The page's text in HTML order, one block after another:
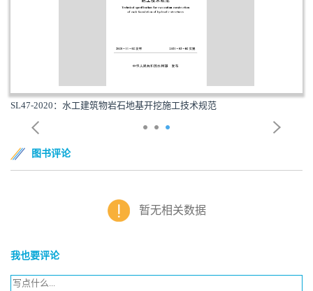
SL47-2020：水工建筑物岩石地基开挖施工技术规范
图书评论
暂无相关数据
我也要评论